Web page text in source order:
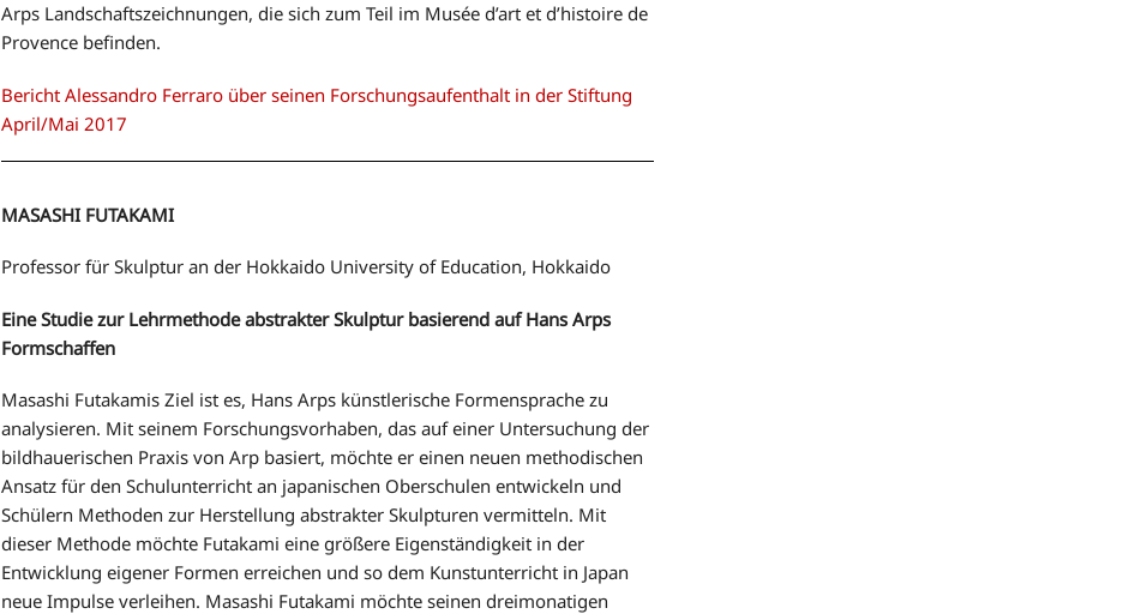
Arps Landschaftszeichnungen, die sich zum Teil im Musée d’art et d’histoire de
Provence befinden.
Bericht Alessandro Ferraro über seinen Forschungsaufenthalt in der Stiftung
April/Mai 2017
MASASHI FUTAKAMI
Professor für Skulptur an der Hokkaido University of Education, Hokkaido
Eine Studie zur Lehrmethode abstrakter Skulptur basierend auf Hans Arps
Formschaffen
Masashi Futakamis Ziel ist es, Hans Arps künstlerische Formensprache zu
analysieren. Mit seinem Forschungsvorhaben, das auf einer Untersuchung der
bildhauerischen Praxis von Arp basiert, möchte er einen neuen methodischen
Ansatz für den Schulunterricht an japanischen Oberschulen entwickeln und
Schülern Methoden zur Herstellung abstrakter Skulpturen vermitteln. Mit
dieser Methode möchte Futakami eine größere Eigenständigkeit in der
Entwicklung eigener Formen erreichen und so dem Kunstunterricht in Japan
neue Impulse verleihen. Masashi Futakami möchte seinen dreimonatigen